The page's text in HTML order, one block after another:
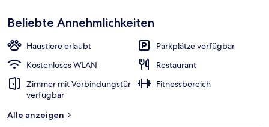
beliebt
b
w
r
e
Beliebte Annehmlichkeiten
Haustiere erlaubt
Parkplätze verfügbar
Kostenloses WLAN
Restaurant
Zimmer mit Verbindungstür
verfügbar
Fitnessbereich
Alle anzeigen